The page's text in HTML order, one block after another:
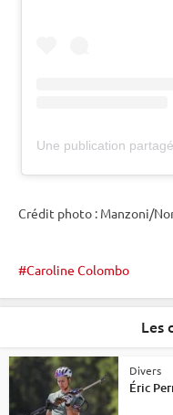
Crédit photo : Manzoni/
Caroline Colombo
Les
Divers
Éric